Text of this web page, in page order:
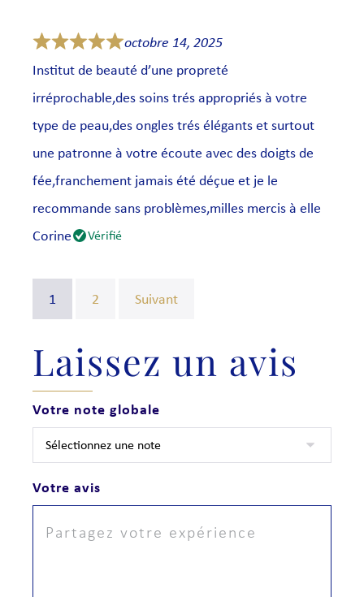
octobre 14, 2025
Institut de beauté d’une propreté
irréprochable,des soins trés appropriés à votre
type de peau,des ongles trés élégants et surtout
une patronne à votre écoute avec des doigts de
fée,franchement jamais été déçue et je le
recommande sans problèmes,milles mercis à elle
Corine
Vérifié
1 2 Suivant
Laissez un avis
Votre note globale
Votre avis